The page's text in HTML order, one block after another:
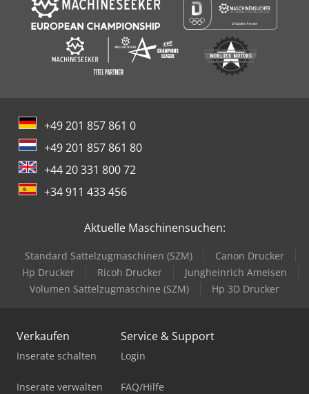
+49 201 857 861 0
+49 201 857 861 80
+44 20 331 800 72
+34 911 433 456
Aktuelle Maschinensuchen:
Standard Sattelzugmaschinen (SZM)
Canon Drucker
Hp Drucker
Ricoh Drucker
Jungheinrich Ameisen
Volumen Sattelzugmaschine (SZM)
Hp 3D Drucker
Verkaufen
Inserate schalten
Inserate verwalten
Service & Support
Login
FAQ/Hilfe